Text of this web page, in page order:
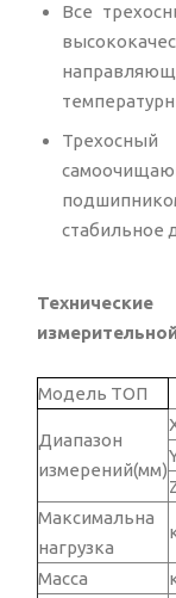
Все
стабильное
Модель ТОП
Диапазон
измерений(мм)
Максимальна
нагрузка
Масса